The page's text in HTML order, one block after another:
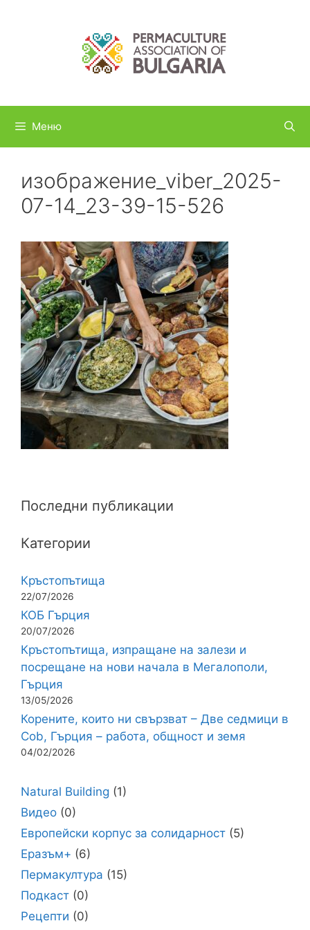
Меню
изображение_viber_2025-
07-14_23-39-15-526
Последни публикации
Категории
Кръстопътища
22/07/2026
КОБ Гърция
20/07/2026
Кръстопътища, изпращане на залези и
посрещане на нови начала в Мегалополи,
Гърция
13/05/2026
Корените, които ни свързват – Две седмици в
Cob, Гърция – работа, общност и земя
04/02/2026
Natural Building (1)
Видео (0)
Европейски корпус за солидарност (5)
Еразъм+ (6)
Пермакултура (15)
Подкаст (0)
Рецепти (0)